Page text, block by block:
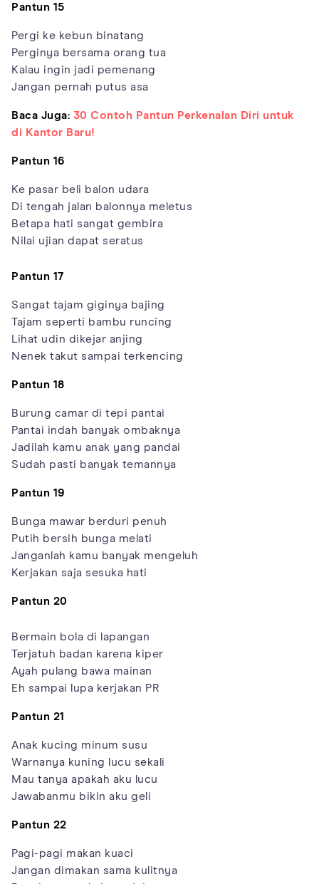
Pantun 15
Pergi ke kebun binatang
Perginya bersama orang tua
Kalau ingin jadi pemenang
Jangan pernah putus asa
Baca Juga: 30 Contoh Pantun Perkenalan Diri untuk
di Kantor Baru!
Pantun 16
Ke pasar beli balon udara
Di tengah jalan balonnya meletus
Betapa hati sangat gembira
Nilai ujian dapat seratus
Pantun 17
Sangat tajam giginya bajing
Tajam seperti bambu runcing
Lihat udin dikejar anjing
Nenek takut sampai terkencing
Pantun 18
Burung camar di tepi pantai
Pantai indah banyak ombaknya
Jadilah kamu anak yang pandai
Sudah pasti banyak temannya
Pantun 19
Bunga mawar berduri penuh
Putih bersih bunga melati
Janganlah kamu banyak mengeluh
Kerjakan saja sesuka hati
Pantun 20
Bermain bola di lapangan
Terjatuh badan karena kiper
Ayah pulang bawa mainan
Eh sampai lupa kerjakan PR
Pantun 21
Anak kucing minum susu
Warnanya kuning lucu sekali
Mau tanya apakah aku lucu
Jawabanmu bikin aku geli
Pantun 22
Pagi-pagi makan kuaci
Jangan dimakan sama kulitnya